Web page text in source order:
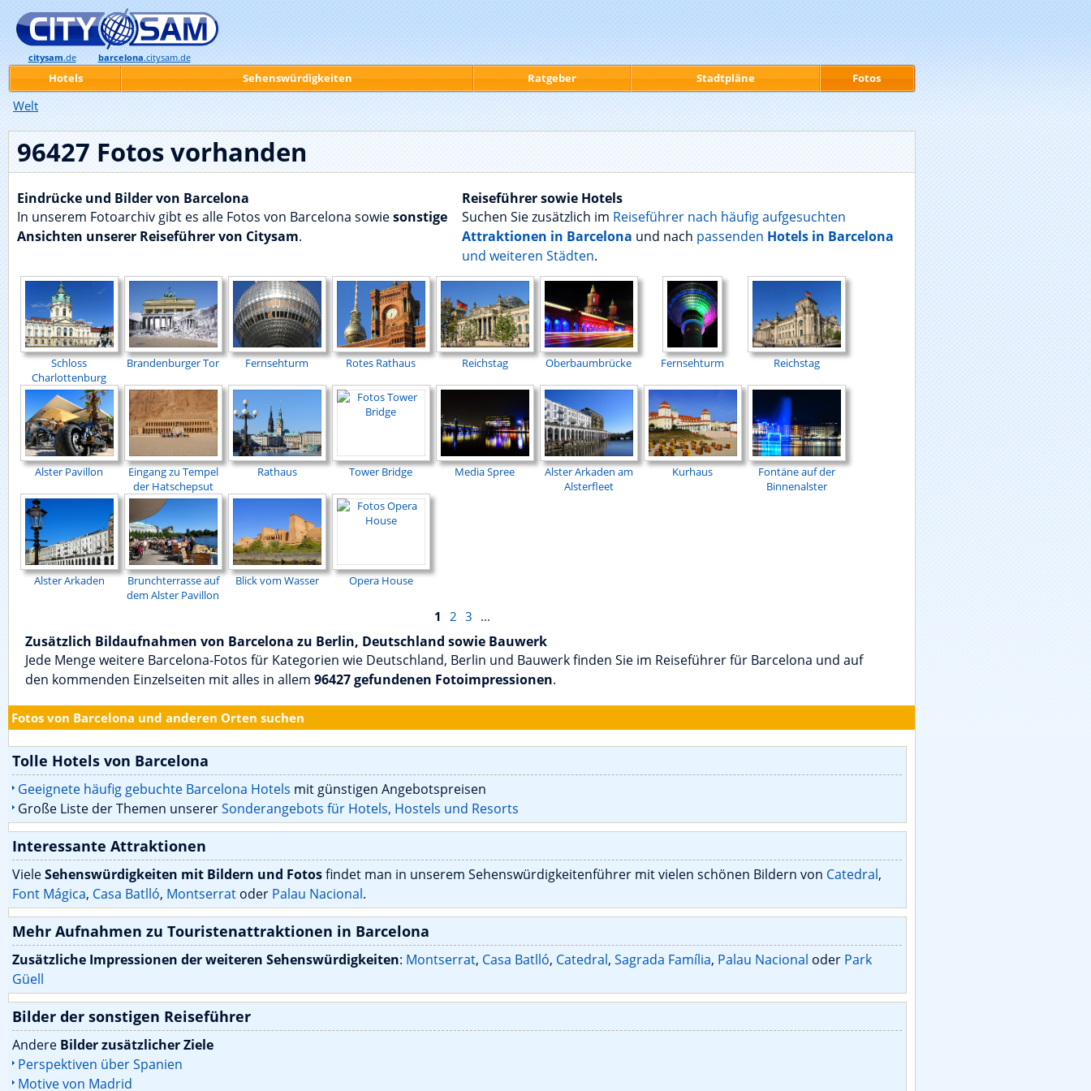
96427 Fotos vorhanden
Eindrücke und Bilder von Barcelona
In unserem Fotoarchiv gibt es alle Fotos von Barcelona sowiesonstige
Ansichten unserer Reiseführer von Citysam.
Reiseführer sowie Hotels
Suchen Sie zusätzlich im Reiseführer nach häufig aufgesuchten
Attraktionen in Barcelona und nach passenden Hotels in Barcelona
und weiteren Städten.
Schloss
Charlottenburg
Brandenburger Tor Fernsehturm Rotes Rathaus Reichstag Oberbaumbrücke Fernsehturm Reichstag
Alster Pavillon
Eingang zu Tempel
der Hatschepsut
Rathaus Tower Bridge Media Spree
Alster Arkaden am
Alsterfleet
Kurhaus
Fontäne auf der
Binnenalster
Alster Arkaden
Brunchterrasse auf
dem Alster Pavillon
Blick vom Wasser Opera House
1 2 3 ...
Zusätzlich Bildaufnahmen von Barcelona zu Berlin, Deutschland sowie Bauwerk
Jede Menge weitere Barcelona-Fotos für Kategorien wie Deutschland, Berlin und Bauwerk finden Sie im Reiseführer für Barcelona und auf
den kommenden Einzelseiten mit alles in allem 96427 gefundenen Fotoimpressionen.
Fotos von Barcelona und anderen Orten suchen
Tolle Hotels von Barcelona
Geeignete häufig gebuchte Barcelona Hotels mit günstigen Angebotspreisen
Große Liste der Themen unsererSonderangebots für Hotels, Hostels und Resorts
Interessante Attraktionen
VieleSehenswürdigkeiten mit Bildern und Fotosfindet man in unserem Sehenswürdigkeitenführer mit vielen schönen Bildern von Catedral,
Font Mágica, Casa Batlló, Montserrat oder Palau Nacional.
Mehr Aufnahmen zu Touristenattraktionen in Barcelona
Zusätzliche Impressionen der weiteren Sehenswürdigkeiten: Montserrat, Casa Batlló, Catedral, Sagrada Família, Palau Nacional oder Park
Güell
Bilder der sonstigen Reiseführer
Andere Bilder zusätzlicher Ziele
Perspektiven über Spanien
Motive von Madrid
citysam.de barcelona.citysam.de
Hotels Sehenswürdigkeiten Ratgeber Stadtpläne Fotos
Welt